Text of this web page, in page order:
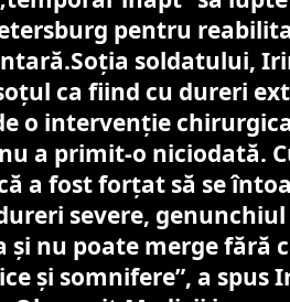
pentru
soldatului,
ca fiind cu dureri
o intervenție
a primit-o niciodată.
a fost forțat să se
severe,
și nu poate merge fără
și somnifere”, a spus